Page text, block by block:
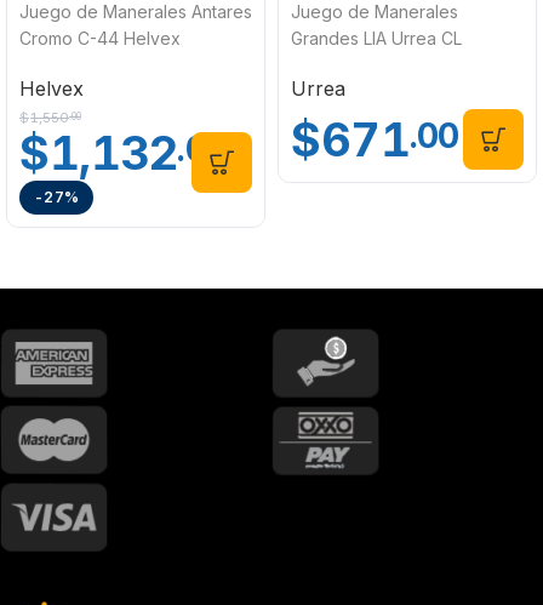
Juego de Manerales Antares
Cromo C-44 Helvex
Helvex
$1,550.00
$1,132.00
-27%
Juego de Manerales
Grandes LIA Urrea CL
Urrea
$671.00